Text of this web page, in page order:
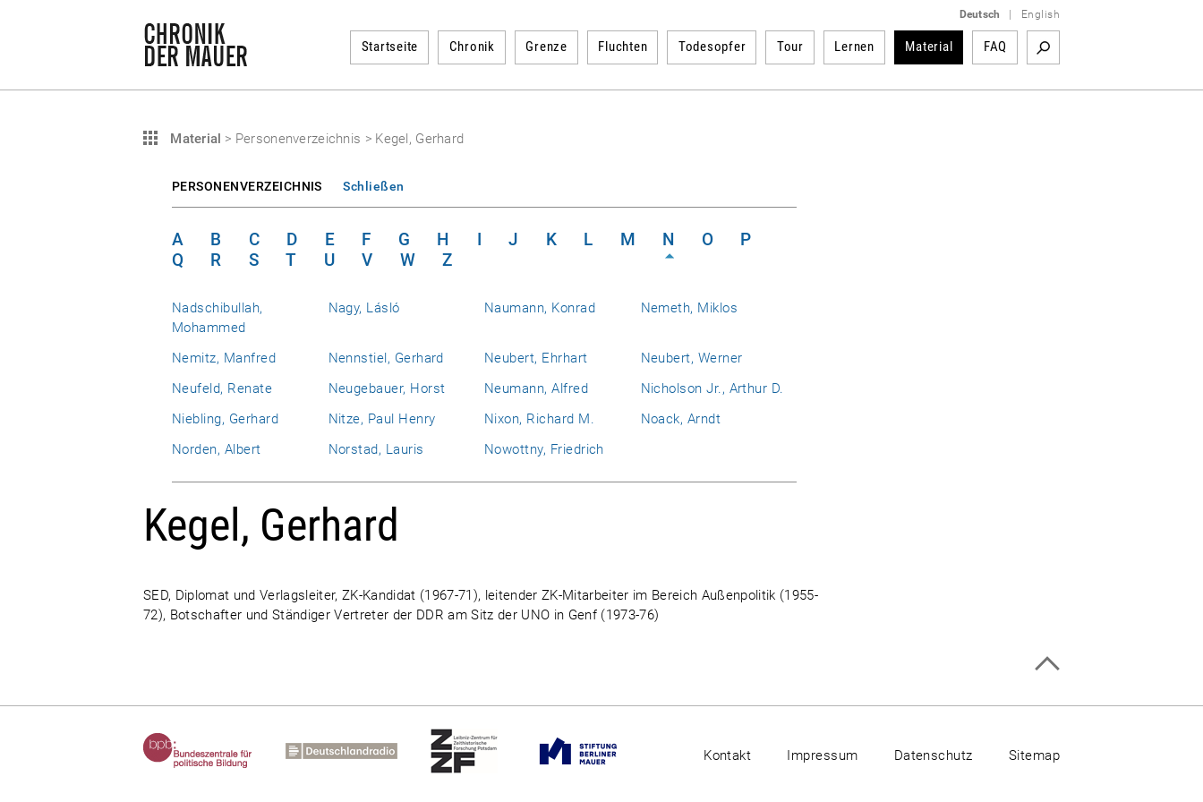
Deutsch English
Startseite Chronik Grenze Fluchten Todesopfer Tour Lernen Material FAQ
Material > Personenverzeichnis > Kegel, Gerhard
PERSONENVERZEICHNIS Schließen
A B C D E F G H I J K L M N O
P
Q
R S T U V W Z
Nadschibullah,
Mohammed
Nagy, Lásló Naumann, Konrad Nemeth, Miklos
Nemitz, Manfred Nennstiel, Gerhard Neubert, Ehrhart
Neubert, Werner
Neufeld, Renate
Neugebauer, Horst Neumann, Alfred
Nicholson Jr., Arthur D.
Niebling, Gerhard
Nitze, Paul Henry Nixon, Richard M.
Noack, Arndt
Norden, Albert
Norstad, Lauris Nowottny, Friedrich
Kegel, Gerhard
SED, Diplomat und Verlagsleiter, ZK-Kandidat (1967-71), leitender ZK-Mitarbeiter im Bereich Außenpolitik (1955-
72), Botschafter und Ständiger Vertreter der DDR am Sitz der UNO in Genf (1973-76)
Kontakt Impressum Datenschutz Sitemap